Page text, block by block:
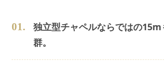
01.
独立型チャペルならではの
群。